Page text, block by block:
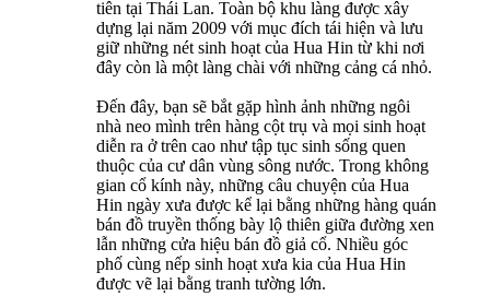
tiên tại Thái Lan. Toàn bộ khu làng được xây
dựng lại năm 2009 với mục đích tái hiện và lưu
giữ những nét sinh hoạt của Hua Hin từ khi nơi
đây còn là một làng chài với những cảng cá nhỏ.
Đến đây, bạn sẽ bắt gặp hình ảnh những ngôi
nhà neo mình trên hàng cột trụ và mọi sinh hoạt
diễn ra ở trên cao như tập tục sinh sống quen
thuộc của cư dân vùng sông nước. Trong không
gian cổ kính này, những câu chuyện của Hua
Hin ngày xưa được kể lại bằng những hàng quán
bán đồ truyền thống bày lộ thiên giữa đường xen
lẫn những cửa hiệu bán đồ giả cổ. Nhiều góc
phố cùng nếp sinh hoạt xưa kia của Hua Hin
được vẽ lại bằng tranh tường lớn.